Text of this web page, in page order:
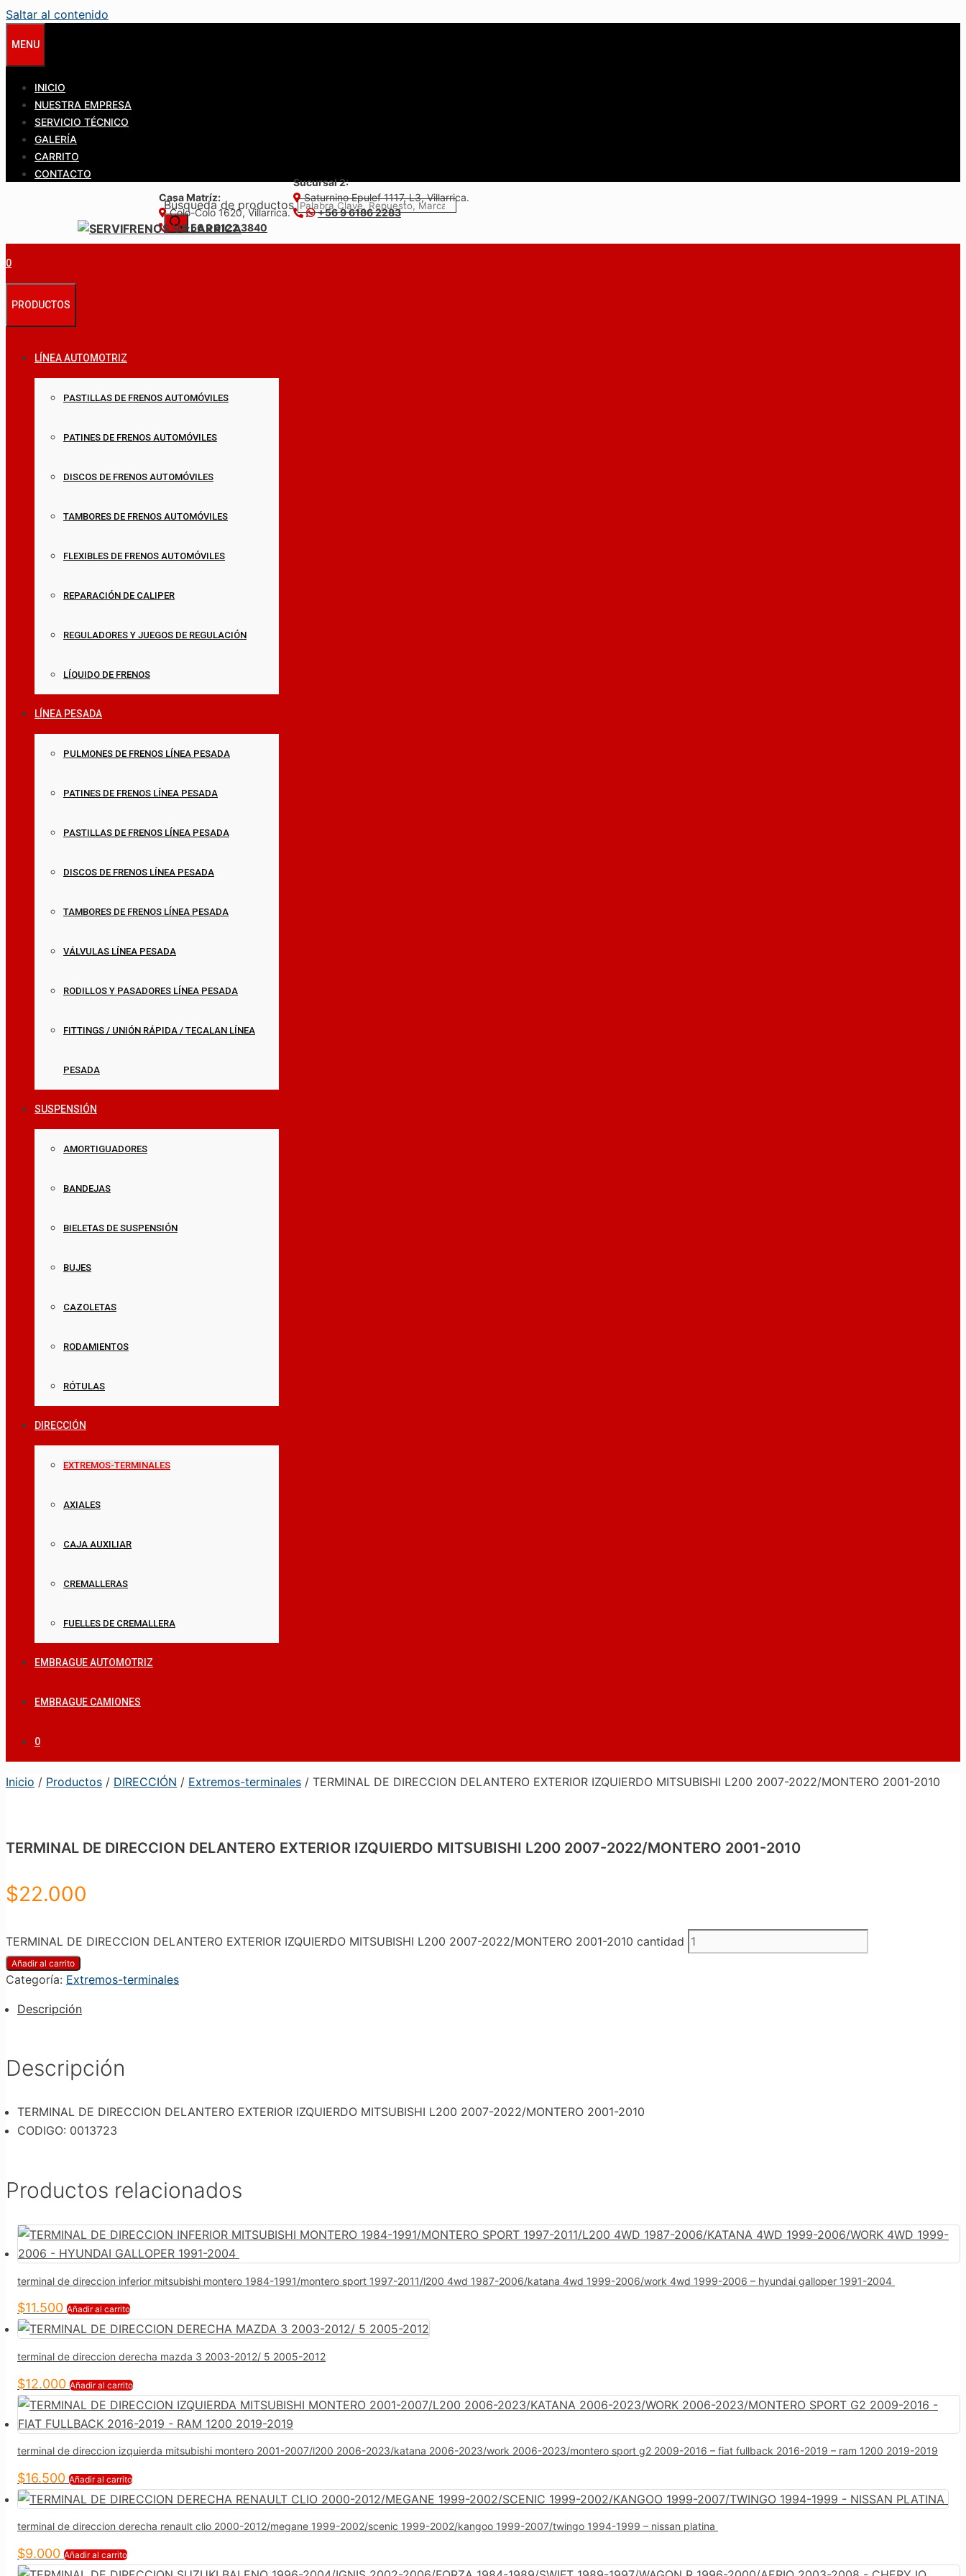
Saltar al contenido
MENU
INICIO
NUESTRA EMPRESA
SERVICIO TÉCNICO
GALERÍA
CARRITO
CONTACTO
Búsqueda de productos
Casa Matríz:
Colo-Colo 1620, Villarrica.
+56 9 6122 3840
Sucursal 2:
Saturnino Epulef 1117, L3, Villarrica.
+56 9 6186 2283
0
PRODUCTOS
LÍNEA AUTOMOTRIZ
PASTILLAS DE FRENOS AUTOMÓVILES
PATINES DE FRENOS AUTOMÓVILES
DISCOS DE FRENOS AUTOMÓVILES
TAMBORES DE FRENOS AUTOMÓVILES
FLEXIBLES DE FRENOS AUTOMÓVILES
REPARACIÓN DE CALIPER
REGULADORES Y JUEGOS DE REGULACIÓN
LÍQUIDO DE FRENOS
LÍNEA PESADA
PULMONES DE FRENOS LÍNEA PESADA
PATINES DE FRENOS LÍNEA PESADA
PASTILLAS DE FRENOS LÍNEA PESADA
DISCOS DE FRENOS LÍNEA PESADA
TAMBORES DE FRENOS LÍNEA PESADA
VÁLVULAS LÍNEA PESADA
RODILLOS Y PASADORES LÍNEA PESADA
FITTINGS / UNIÓN RÁPIDA / TECALAN LÍNEA
PESADA
SUSPENSIÓN
AMORTIGUADORES
BANDEJAS
BIELETAS DE SUSPENSIÓN
BUJES
CAZOLETAS
RODAMIENTOS
RÓTULAS
DIRECCIÓN
EXTREMOS-TERMINALES
AXIALES
CAJA AUXILIAR
CREMALLERAS
FUELLES DE CREMALLERA
EMBRAGUE AUTOMOTRIZ
EMBRAGUE CAMIONES
0
Inicio / Productos / DIRECCIÓN / Extremos-terminales / TERMINAL DE DIRECCION DELANTERO EXTERIOR IZQUIERDO MITSUBISHI L200 2007-2022/MONTERO 2001-2010
TERMINAL DE DIRECCION DELANTERO EXTERIOR IZQUIERDO MITSUBISHI L200 2007-2022/MONTERO 2001-2010
$22.000
TERMINAL DE DIRECCION DELANTERO EXTERIOR IZQUIERDO MITSUBISHI L200 2007-2022/MONTERO 2001-2010 cantidad
Añadir al carrito
Categoría: Extremos-terminales
Descripción
Descripción
TERMINAL DE DIRECCION DELANTERO EXTERIOR IZQUIERDO MITSUBISHI L200 2007-2022/MONTERO 2001-2010
CODIGO: 0013723
Productos relacionados
terminal de direccion inferior mitsubishi montero 1984-1991/montero sport 1997-2011/l200 4wd 1987-2006/katana 4wd 1999-2006/work 4wd 1999-2006 – hyundai galloper 1991-2004
$11.500 Añadir al carrito
terminal de direccion derecha mazda 3 2003-2012/ 5 2005-2012
$12.000 Añadir al carrito
terminal de direccion izquierda mitsubishi montero 2001-2007/l200 2006-2023/katana 2006-2023/work 2006-2023/montero sport g2 2009-2016 – fiat fullback 2016-2019 – ram 1200 2019-2019
$16.500 Añadir al carrito
terminal de direccion derecha renault clio 2000-2012/megane 1999-2002/scenic 1999-2002/kangoo 1999-2007/twingo 1994-1999 – nissan platina
$9.000 Añadir al carrito